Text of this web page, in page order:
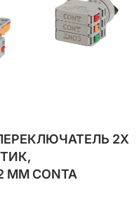
ПЕРЕКЛЮЧАТЕЛЬ 2Х
ММ CONTA